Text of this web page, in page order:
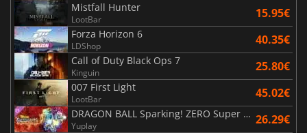
Mistfall Hunter
LootBar 15.95€
Forza Horizon 6
LDShop 40.35€
Call of Duty Black Ops 7
Kinguin 25.80€
007 First Light
LootBar 45.02€
DRAGON BALL Sparking! ZERO Super Limit Breaking NEO
Yuplay 26.29€